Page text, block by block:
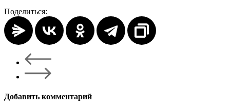
Поделиться:
Добавить комментарий